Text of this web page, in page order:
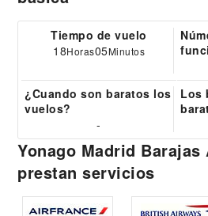
Tiempo de vuelo
18Horas05Minutos
¿Cuando son baratos los
vuelos?
-
Los
Yonago Madrid
prestan servicios